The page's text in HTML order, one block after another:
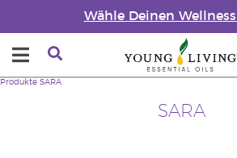
Wähle Deinen
SARA
Produkte SARA